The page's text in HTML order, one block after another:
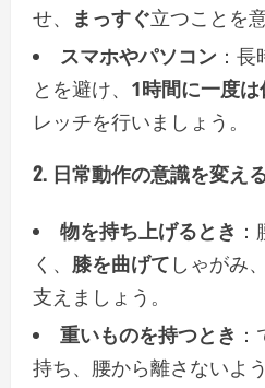
せ、
まっすぐ立つことを
スマホやパソコン ：
とを避け、 1時間に一度は
レッチを行いましょう。
2. 日常動作の意識を変え
物を持ち上げるとき
く、 膝を曲げて しゃがみ、
支えましょう。
重いものを持つとき
持ち、腰から離さないよ